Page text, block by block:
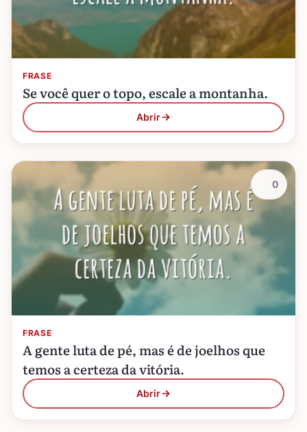
FRASE
Se você quer o topo, escale a montanha.
Abrir
FRASE
A gente luta de pé, mas é de joelhos que
temos a certeza da vitória.
Abrir
0